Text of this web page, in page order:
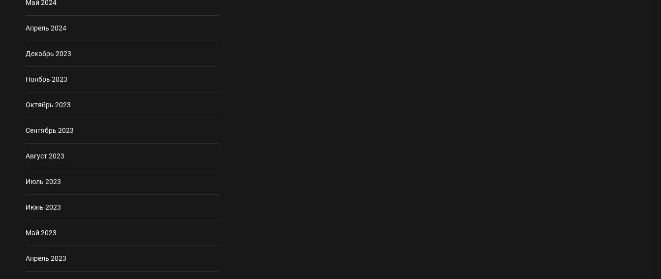
Май 2024
Апрель 2024
Декабрь 2023
Ноябрь 2023
Октябрь 2023
Сентябрь 2023
Август 2023
Июль 2023
Июнь 2023
Май 2023
Апрель 2023